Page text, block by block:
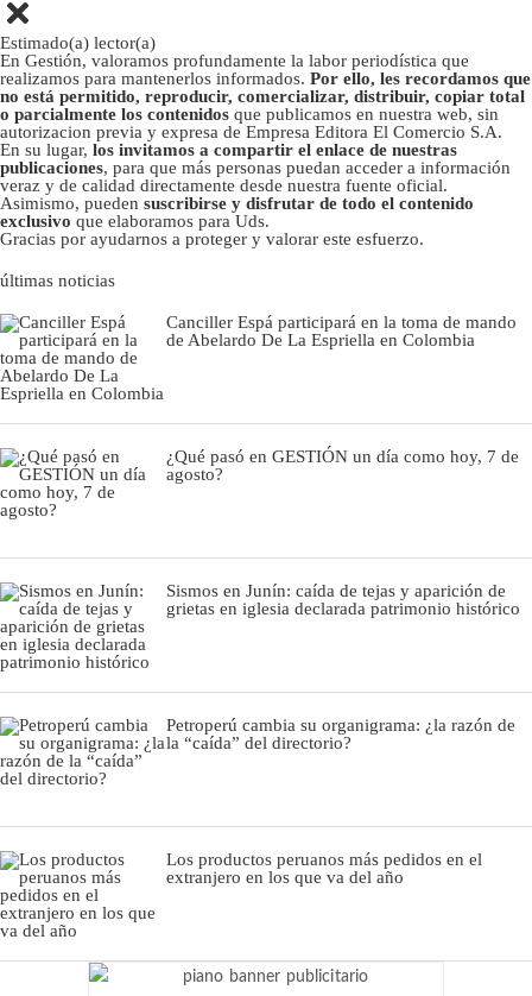
Estimado(a) lector(a)
En Gestión, valoramos profundamente la labor periodística que
realizamos para mantenerlos informados. Por ello, les recordamos que
no está permitido, reproducir, comercializar, distribuir, copiar total
o parcialmente los contenidos que publicamos en nuestra web, sin
autorizacion previa y expresa de Empresa Editora El Comercio S.A.
En su lugar, los invitamos a compartir el enlace de nuestras
publicaciones, para que más personas puedan acceder a información
veraz y de calidad directamente desde nuestra fuente oficial.
Asimismo, pueden suscribirse y disfrutar de todo el contenido
exclusivo que elaboramos para Uds.
Gracias por ayudarnos a proteger y valorar este esfuerzo.
últimas noticias
Canciller Espá participará en la toma de mando
de Abelardo De La Espriella en Colombia
¿Qué pasó en GESTIÓN un día como hoy, 7 de
agosto?
Sismos en Junín: caída de tejas y aparición de
grietas en iglesia declarada patrimonio histórico
Petroperú cambia su organigrama: ¿la razón de
la “caída” del directorio?
Los productos peruanos más pedidos en el
extranjero en los que va del año